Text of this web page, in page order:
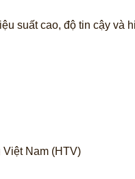
suất cao, độ tin cậy và